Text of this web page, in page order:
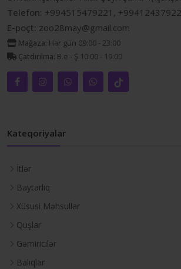
Telefon: +994515479221,
E-poçt: zoo28may@gmail.com
Mağaza: Hər gün 09:00 - 23:00
Çatdırılma: B.e - Ş 10:00 - 19:00
Kateqoriyalar
İtlər
Baytarlıq
Xüsusi Məhsullar
Quşlar
Gəmiricilər
Balıqlar